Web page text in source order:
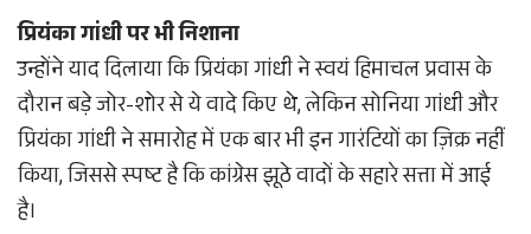
प्रियंका गांधी पर भी निशाना
उन्होंने याद दिलाया कि प्रियंका गांधी ने स्वयं हिमाचल प्रवास के
दौरान बड़े जोर-शोर से ये वादे किए थे, लेकिन सोनिया गांधी और
प्रियंका गांधी ने समारोह में एक बार भी इन गारंटियों का ज़िक्र नहीं
किया, जिससे स्पष्ट है कि कांग्रेस झूठे वादों के सहारे सत्ता में आई
है।